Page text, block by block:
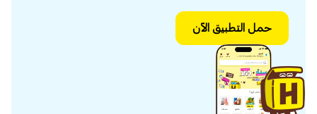
حمل التطبيق الآن